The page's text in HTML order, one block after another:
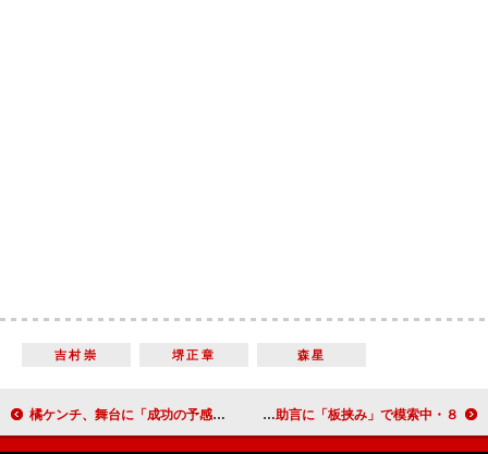
吉村崇 堺正章 森星
橘ケンチ、舞台に「成功の予感しかない」 バートン監督“お墨付き”のドラキュラ役 ８・６秒“リズムネタ継続”か“漫才”か 先輩からの助言に「板挟み」で模索中